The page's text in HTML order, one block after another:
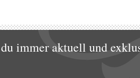
immer aktuell und